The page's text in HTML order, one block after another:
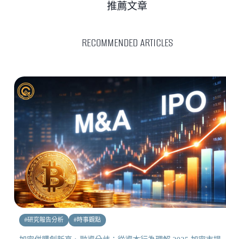
RECOMMENDED ARTICLES
推薦文章
#研究報告分析 #時事觀點